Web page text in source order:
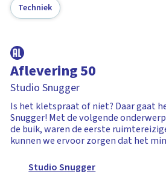
Techniek
Aflevering 50
Studio Snugger
Is het kletspraat of niet? Daar gaat
Snugger! Met de volgende
de buik, waren de eerste
kunnen we ervoor zorgen dat het
Studio Snugger